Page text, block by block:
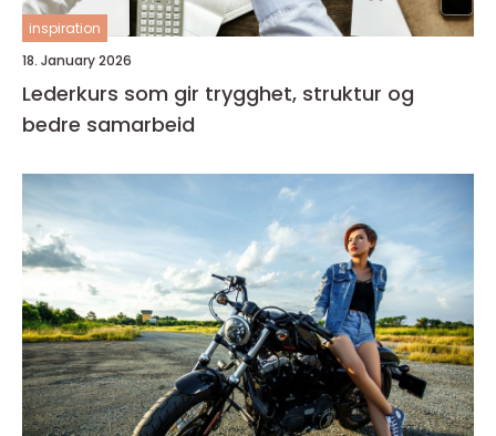
inspiration
18. January 2026
Lederkurs som gir trygghet, struktur og
bedre samarbeid